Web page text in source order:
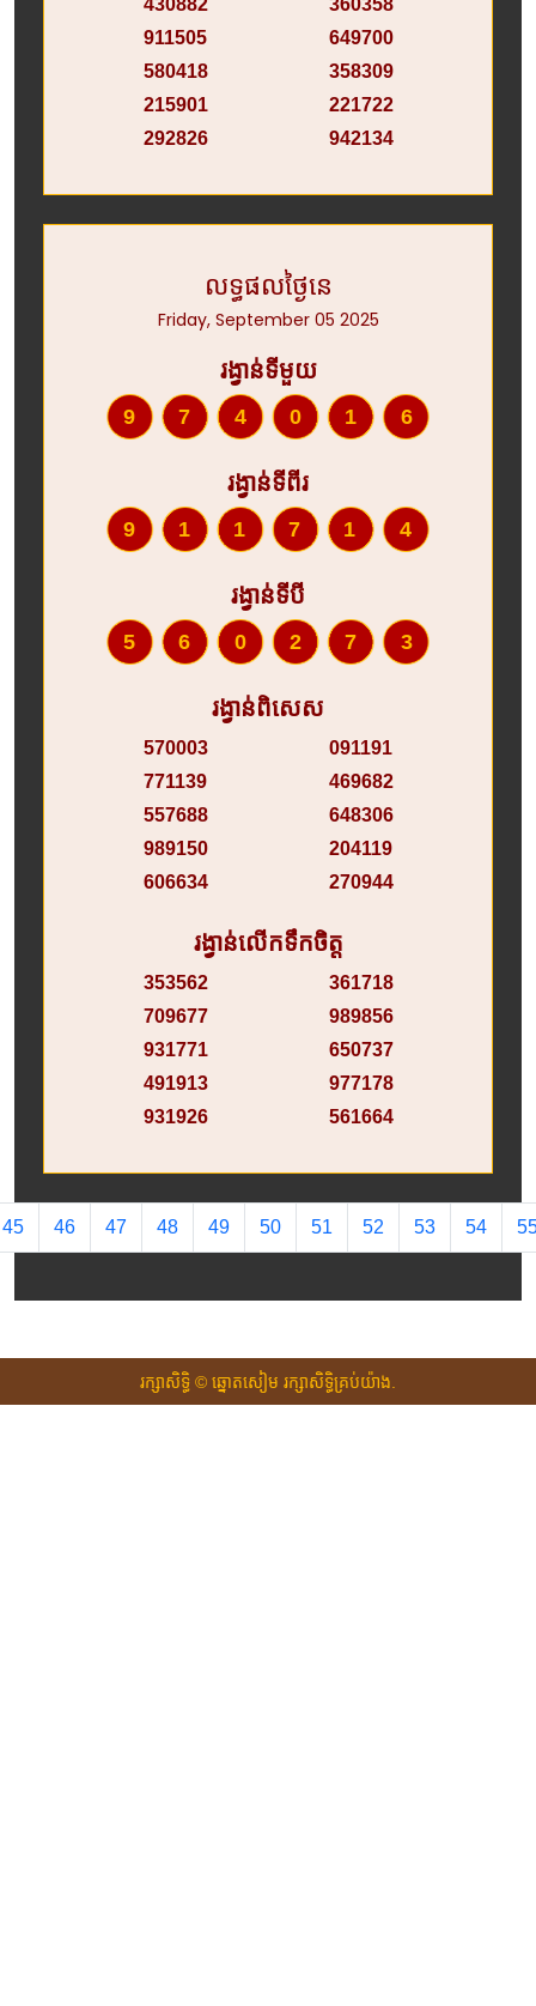
430882
911505
580418
215901
292826
360358
649700
358309
221722
942134
លទ្ធផលថ្ងៃនេ
Friday, September 05 2025
រង្វាន់ទីមួយ
974016
រង្វាន់ទីពីរ
911714
រង្វាន់ទីបី
560273
រង្វាន់ពិសេស
570003
771139
557688
989150
606634
091191
469682
648306
204119
270944
រង្វាន់លើកទឹកចិត្ត
353562
709677
931771
491913
931926
361718
989856
650737
977178
561664
45 46 47 48 49 50 51 52 53 54
រក្សាសិទ្ធិ © ឆ្នោតសៀម រក្សាសិទ្ធិគ្រប់យ៉ាង.